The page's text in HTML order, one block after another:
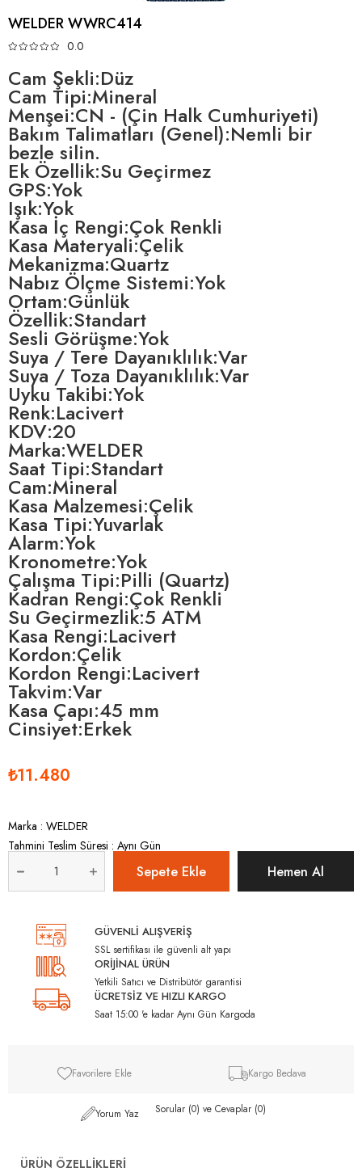
WELDER WWRC414
0.0
Cam Şekli:Düz
Cam Tipi:Mineral
Menşei:CN - (Çin Halk Cumhuriyeti)
Bakım Talimatları (Genel):Nemli bir
bezle silin.
Ek Özellik:Su Geçirmez
GPS:Yok
Işık:Yok
Kasa İç Rengi:Çok Renkli
Kasa Materyali:Çelik
Mekanizma:Quartz
Nabız Ölçme Sistemi:Yok
Ortam:Günlük
Özellik:Standart
Sesli Görüşme:Yok
Suya / Tere Dayanıklılık:Var
Suya / Toza Dayanıklılık:Var
Uyku Takibi:Yok
Renk:Lacivert
KDV:20
Marka:WELDER
Saat Tipi:Standart
Cam:Mineral
Kasa Malzemesi:Çelik
Kasa Tipi:Yuvarlak
Alarm:Yok
Kronometre:Yok
Çalışma Tipi:Pilli (Quartz)
Kadran Rengi:Çok Renkli
Su Geçirmezlik:5 ATM
Kasa Rengi:Lacivert
Kordon:Çelik
Kordon Rengi:Lacivert
Takvim:Var
Kasa Çapı:45 mm
Cinsiyet:Erkek
₺11.480
Marka : WELDER
Tahmini Teslim Süresi : Aynı Gün
GÜVENLİ ALIŞVERİŞ
SSL sertifikası ile güvenli alt yapı
ORİJİNAL ÜRÜN
Yetkili Satıcı ve Distribütör garantisi
ÜCRETSİZ VE HIZLI KARGO
Saat 15:00 'e kadar Aynı Gün Kargoda
Favorilere Ekle Kargo Bedava
Yorum Yaz Sorular (0) ve Cevaplar (0)
ÜRÜN ÖZELLIKLERI